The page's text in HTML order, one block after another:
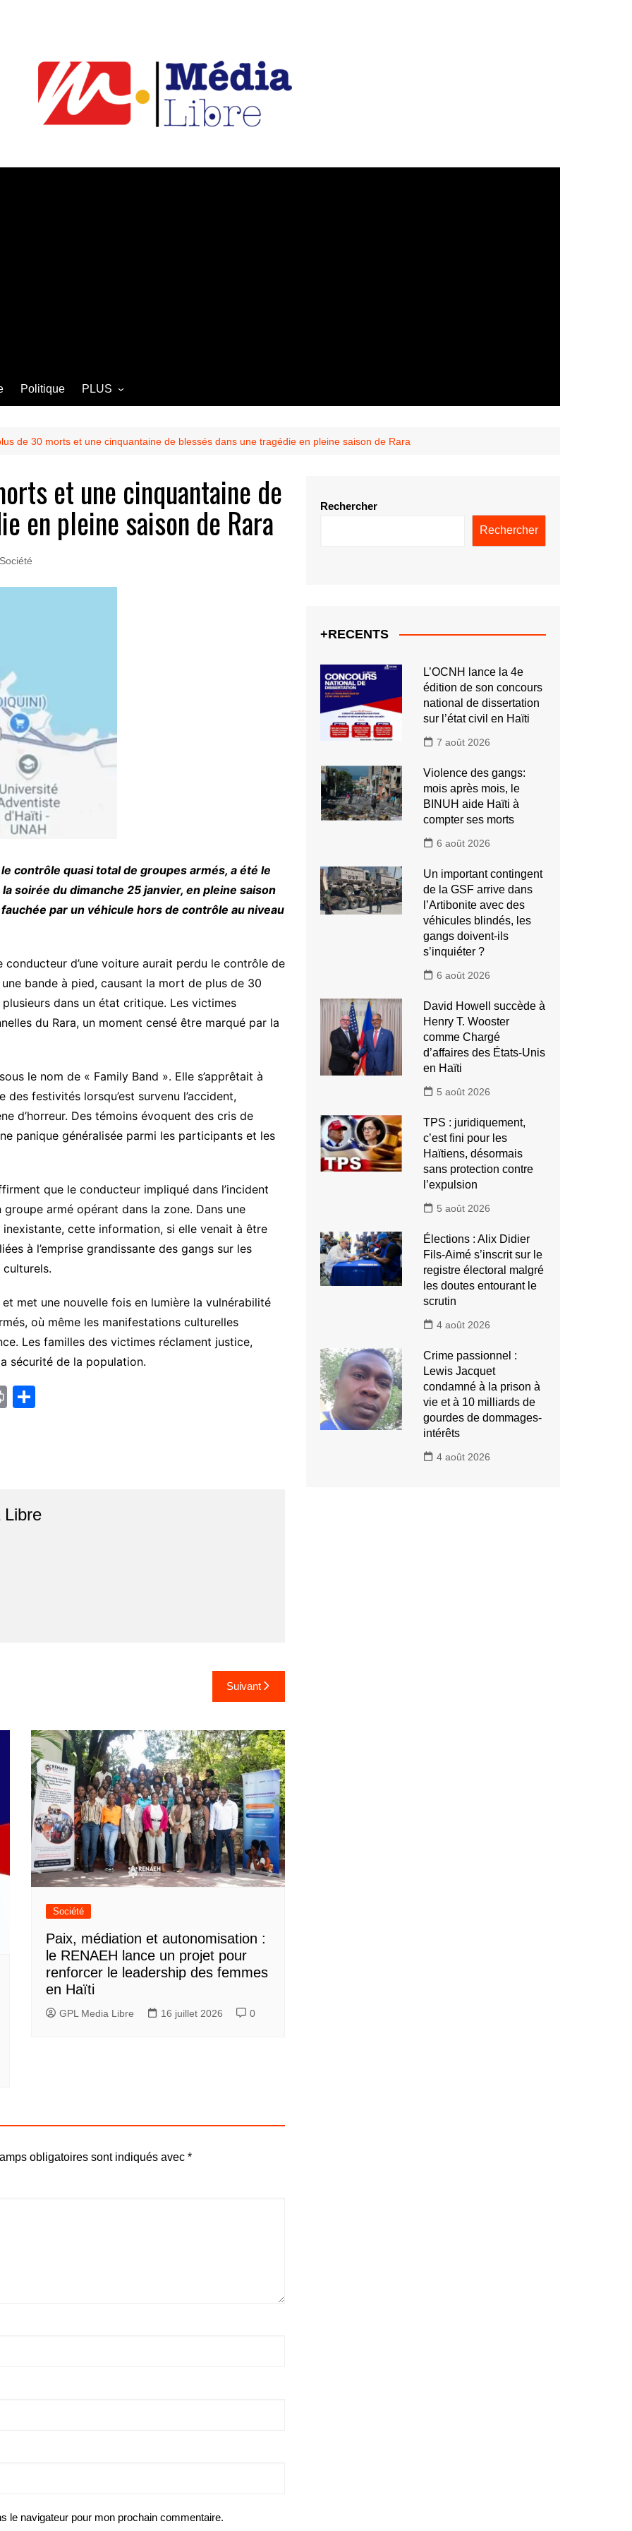
Politique PLUS
Culture
Société
Agriculture
Littérature
de 30 morts et une cinquantaine de blessés dans une tragédie en pleine saison de Rara
et une cinquantaine de
en pleine saison de Rara
Société
contrôle quasi total de groupes armés, a été le
soirée du dimanche 25 janvier, en pleine saison
par un véhicule hors de contrôle au niveau
d’une voiture aurait perdu le contrôle de
bande à pied, causant la mort de plus de 30
dans un état critique. Les victimes
du Rara, un moment censé être marqué par la
le nom de « Family Band ». Elle s’apprêtait à
festivités lorsqu’est survenu l’accident,
d’horreur. Des témoins évoquent des cris de
panique généralisée parmi les participants et les
que le conducteur impliqué dans l’incident
armé opérant dans la zone. Dans une
inexistante, cette information, si elle venait à être
à l’emprise grandissante des gangs sur les
culturels.
met une nouvelle fois en lumière la vulnérabilité
où même les manifestations culturelles
Les familles des victimes réclament justice,
sécurité de la population.
Pr
Libre
Suivant
Société
Paix, médiation et autonomisation :
le RENAEH lance un projet pour
renforcer le leadership des femmes
en Haïti
GPL Media Libre 16 juillet 2026 0
obligatoires sont indiqués avec *
le navigateur pour mon prochain commentaire.
Rechercher
Rechercher
+RECENTS
L’OCNH lance la 4e
édition de son concours
national de dissertation
sur l’état civil en Haïti
7 août 2026
Violence des gangs:
mois après mois, le
BINUH aide Haïti à
compter ses morts
6 août 2026
Un important contingent
de la GSF arrive dans
l’Artibonite avec des
véhicules blindés, les
gangs doivent-ils
s’inquiéter ?
6 août 2026
David Howell succède à
Henry T. Wooster
comme Chargé
d’affaires des États-Unis
en Haïti
5 août 2026
TPS : juridiquement,
c’est fini pour les
Haïtiens, désormais
sans protection contre
l’expulsion
5 août 2026
Élections : Alix Didier
Fils-Aimé s’inscrit sur le
registre électoral malgré
les doutes entourant le
scrutin
4 août 2026
Crime passionnel :
Lewis Jacquet
condamné à la prison à
vie et à 10 milliards de
gourdes de dommages-
intérêts
4 août 2026